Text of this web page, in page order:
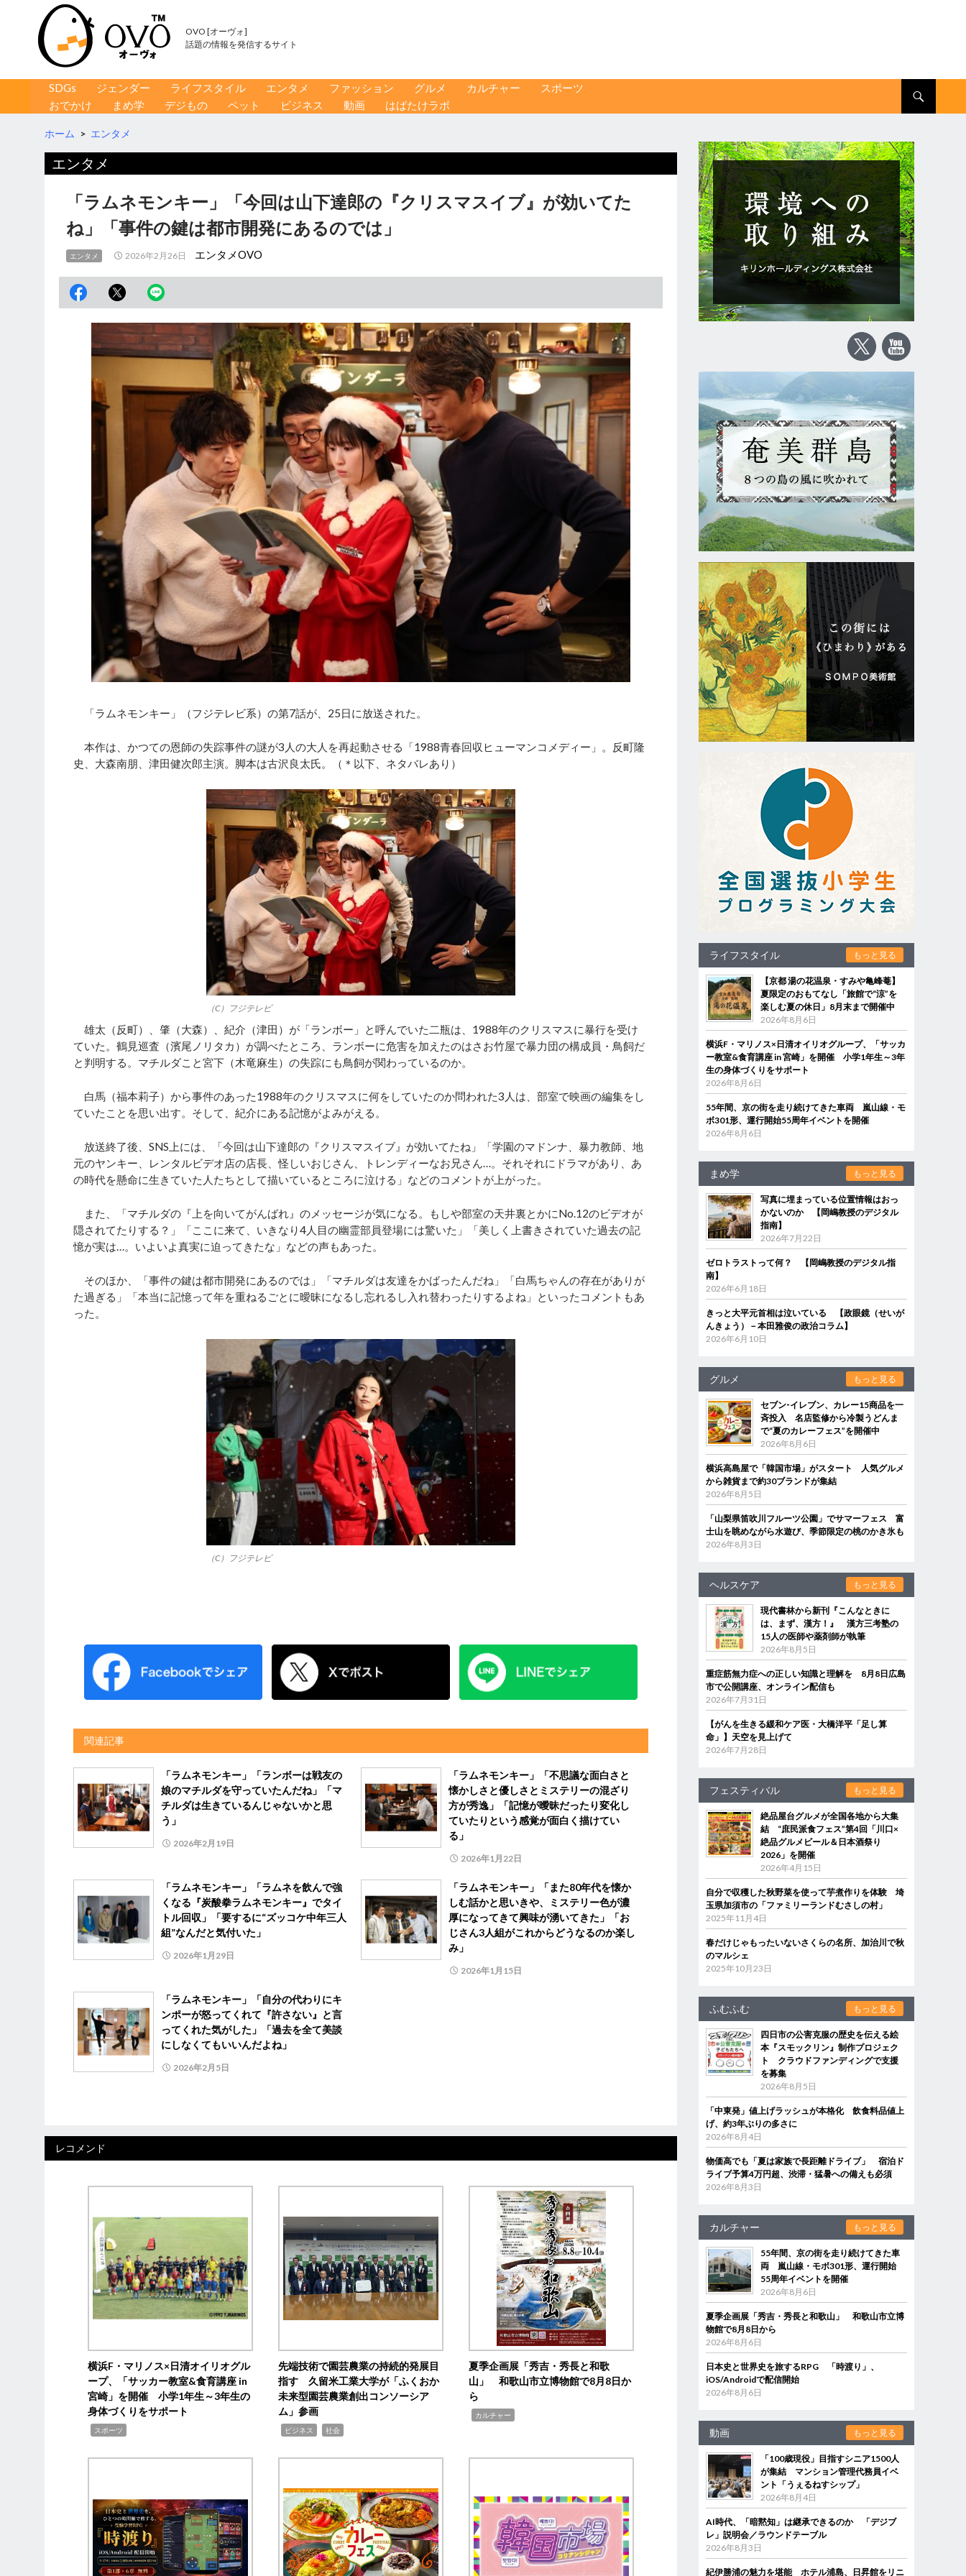
OVO [オーヴォ]
話題の情報を発信するサイト
コンテンツへ移動
SDGs ジェンダー ライフスタイル エンタメ ファッション グルメ カルチャー
スポーツ
おでかけ
まめ学 デジもの ペット ビジネス 動画 はばたけラボ
ホーム > エンタメ
エンタメ
「ラムネモンキー」「今回は山下達郎の『クリスマスイブ』が効いてた
ね」「事件の鍵は都市開発にあるのでは」
エンタメ 2026年2月26日 エンタメOVO
「ラムネモンキー」（フジテレビ系）の第7話が、25日に放送された。
本作は、かつての恩師の失踪事件の謎が3人の大人を再起動させる「1988青春回収ヒューマンコメディー」。反町隆
史、大森南朋、津田健次郎主演。脚本は古沢良太氏。（＊以下、ネタバレあり）
（C）フジテレビ
雄太（反町）、肇（大森）、紀介（津田）が「ランボー」と呼んでいた二瓶は、1988年のクリスマスに暴行を受け
ていた。鶴見巡査（濱尾ノリタカ）が調べたところ、ランボーに危害を加えたのはさお竹屋で暴力団の構成員・鳥飼だ
と判明する。マチルダこと宮下（木竜麻生）の失踪にも鳥飼が関わっているのか。
白馬（福本莉子）から事件のあった1988年のクリスマスに何をしていたのか問われた3人は、部室で映画の編集をし
ていたことを思い出す。そして、紀介にある記憶がよみがえる。
放送終了後、SNS上には、「今回は山下達郎の『クリスマスイブ』が効いてたね」「学園のマドンナ、暴力教師、地
元のヤンキー、レンタルビデオ店の店長、怪しいおじさん、トレンディーなお兄さん…。それそれにドラマがあり、あ
の時代を懸命に生きていた人たちとして描いているところに泣ける」などのコメントが上がった。
また、「マチルダの『上を向いてがんばれ』のメッセージが気になる。もしや部室の天井裏とかにNo.12のビデオが
隠されてたりする？」「ここに来て、いきなり4人目の幽霊部員登場には驚いた」「美しく上書きされていた過去の記
憶が実は…。いよいよ真実に迫ってきたな」などの声もあった。
そのほか、「事件の鍵は都市開発にあるのでは」「マチルダは友達をかばったんだね」「白馬ちゃんの存在がありが
た過ぎる」「本当に記憶って年を重ねるごとに曖昧になるし忘れるし入れ替わったりするよね」といったコメントもあ
った。
（C）フジテレビ
関連記事
「ラムネモンキー」「ランボーは戦友の
娘のマチルダを守っていたんだね」「マ
チルダは生きているんじゃないかと思
う」
2026年2月19日
「ラムネモンキー」「不思議な面白さと
懐かしさと優しさとミステリーの混ざり
方が秀逸」「記憶が曖昧だったり変化し
ていたりという感覚が面白く描けてい
る」
2026年1月22日
「ラムネモンキー」「ラムネを飲んで強
くなる『炭酸拳ラムネモンキー』でタイ
トル回収」「要するに“ズッコケ中年三人
組”なんだと気付いた」
2026年1月29日
「ラムネモンキー」「また80年代を懐か
しむ話かと思いきや、ミステリー色が濃
厚になってきて興味が湧いてきた」「お
じさん3人組がこれからどうなるのか楽し
み」
2026年1月15日
「ラムネモンキー」「自分の代わりにキ
ンポーが怒ってくれて『許さない』と言
ってくれた気がした」「過去を全て美談
にしなくてもいいんだよね」
2026年2月5日
レコメンド
横浜F・マリノス×日清オイリオグル
ープ、「サッカー教室&食育講座 in
宮崎」を開催 小学1年生～3年生の
身体づくりをサポート
スポーツ
先端技術で園芸農業の持続的発展目
指す 久留米工業大学が「ふくおか
未来型園芸農業創出コンソーシア
ム」参画
ビジネス 社会
夏季企画展「秀吉・秀長と和歌
山」 和歌山市立博物館で8月8日か
ら
カルチャー
ライフスタイル もっと見る
【京都 湯の花温泉・すみや亀峰菴】
夏限定のおもてなし「旅館で“涼”を
楽しむ夏の休日」8月末まで開催中
2026年8月6日
横浜F・マリノス×日清オイリオグループ、「サッカ
ー教室&食育講座 in 宮崎」を開催 小学1年生～3年
生の身体づくりをサポート
2026年8月6日
55年間、京の街を走り続けてきた車両 嵐山線・モ
ボ301形、運行開始55周年イベントを開催
2026年8月6日
まめ学 もっと見る
写真に埋まっている位置情報はおっ
かないのか 【岡嶋教授のデジタル
指南】
2026年7月22日
ゼロトラストって何？ 【岡嶋教授のデジタル指
南】
2026年6月18日
きっと大平元首相は泣いている 【政眼鏡（せいが
んきょう）－本田雅俊の政治コラム】
2026年6月10日
グルメ もっと見る
セブン‐イレブン、カレー15商品を一
斉投入 名店監修から冷製うどんま
で“夏のカレーフェス”を開催中
2026年8月6日
横浜高島屋で「韓国市場」がスタート 人気グルメ
から雑貨まで約30ブランドが集結
2026年8月5日
「山梨県笛吹川フルーツ公園」でサマーフェス 富
士山を眺めながら水遊び、季節限定の桃のかき氷も
2026年8月3日
ヘルスケア もっと見る
現代書林から新刊『こんなときに
は、まず、漢方！』 漢方三考塾の
15人の医師や薬剤師が執筆
2026年8月5日
重症筋無力症への正しい知識と理解を 8月8日広島
市で公開講座、オンライン配信も
2026年7月31日
【がんを生きる緩和ケア医・大橋洋平「足し算
命」】天空を見上げて
2026年7月28日
フェスティバル もっと見る
絶品屋台グルメが全国各地から大集
結 “庶民派食フェス”第4回「川口×
絶品グルメビール＆日本酒祭り
2026」を開催
2026年4月15日
自分で収穫した秋野菜を使って芋煮作りを体験 埼
玉県加須市の「ファミリーランドむさしの村」
2025年11月4日
春だけじゃもったいないさくらの名所、加治川で秋
のマルシェ
2025年10月23日
ふむふむ もっと見る
四日市の公害克服の歴史を伝える絵
本『スモックリン』制作プロジェク
ト クラウドファンディングで支援
を募集
2026年8月5日
「中東発」値上げラッシュが本格化 飲食料品値上
げ、約3年ぶりの多さに
2026年8月4日
物価高でも「夏は家族で長距離ドライブ」 宿泊ド
ライブ予算4万円超、渋滞・猛暑への備えも必須
2026年8月3日
カルチャー もっと見る
55年間、京の街を走り続けてきた車
両 嵐山線・モボ301形、運行開始
55周年イベントを開催
2026年8月6日
夏季企画展「秀吉・秀長と和歌山」 和歌山市立博
物館で8月8日から
2026年8月6日
日本史と世界史を旅するRPG 「時渡り」、
iOS/Androidで配信開始
2026年8月6日
動画 もっと見る
「100歳現役」目指すシニア1500人
が集結 マンション管理代務員イベ
ント「うぇるねすシップ」
2026年8月4日
AI時代、「暗黙知」は継承できるのか 「デジブ
レ」説明会／ラウンドテーブル
2026年8月3日
紀伊勝浦の魅力を堪能 ホテル浦島、日昇館をリニ